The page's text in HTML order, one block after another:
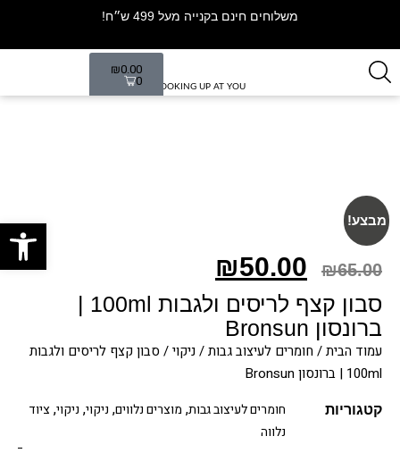
משלוחים חינם בקנייה מעל 499 ש״ח!
LOOKING UP AT YOU
₪0.00
0
מבצע!
₪65.00
₪50.00
סבון קצף לריסים ולגבות 100ml |
ברונסון Bronsun
עמוד הבית/ חומרים לעיצוב גבות/ניקוי/ סבון קצף לריסים ולגבות
100ml | ברונסון Bronsun
קטגוריות חומרים לעיצוב גבות, מוצרים נלווים, ניקוי, ניקוי,ציוד
נלווה
פתח